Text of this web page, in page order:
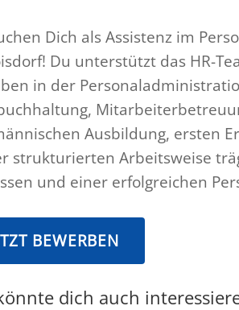
Dich als Assistenz im
Du unterstützt das HR-
in der
Ausbildung, ersten
strukturierten Arbeitsweise
und einer erfolgreichen
BEWERBEN
dich auch